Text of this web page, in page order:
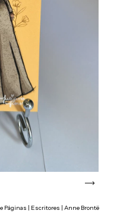
Páginas | Escritores | Anne Brontë